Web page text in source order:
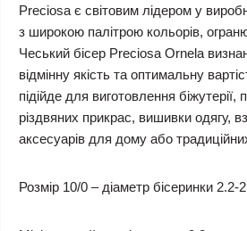
Preciosa є світовим лідером у
з широкою палітрою кольорів,
Чеський бісер Preciosa Ornela
відмінну якість та оптимальну
підійде для виготовлення біжутерії,
різдвяних прикрас, вишивки одягу,
аксесуарів для дому або
Розмір 10/0 – діаметр бісеринки 2.2-